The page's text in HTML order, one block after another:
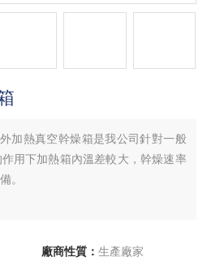
加熱真空幹燥箱是我公司針對一般
用下加熱箱內溫差較大，幹燥速率
。
廠商性質： 生產廠家